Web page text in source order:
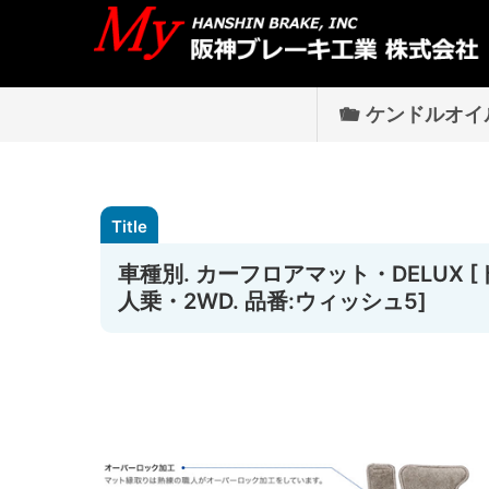
ケンドルオイ
車種別. カーフロアマット・DELUX
人乗・2WD. 品番:ウィッシュ5]